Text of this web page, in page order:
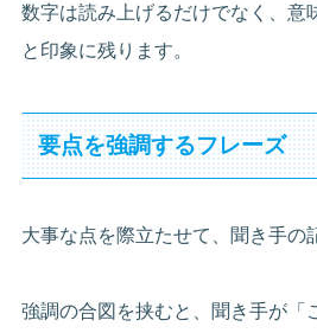
数字は読み上げるだけでなく、意
と印象に残ります。
要点を強調するフレーズ
大事な点を際立たせて、聞き手の
強調の合図を挟むと、聞き手が「